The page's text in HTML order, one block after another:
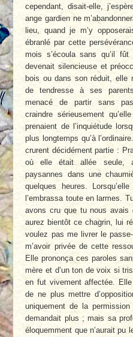
cependant, disait-elle,
ange gardien ne
lieu, quand je m’y
ébranlé par cette
mois s’écoula sans qu’il
devenait silencieuse et
bois ou dans son réduit, elle
de tendresse à ses
menacé de partir sans
craindre sérieusement
prenaient de l’inquiétude
plus longtemps qu’à
crurent décidément partie :
où elle était allée seule,
paysannes dans une
quelques heures.
l’embrassa toute en larmes.
avons cru que tu nous
aurez bientôt ce chagrin, lui
voulez pas me livrer le
m’avoir privée de cette
Elle prononça ces paroles
mère et d’un ton de voix si
en fut vivement affectée.
de ne plus mettre
uniquement de la
demandait plus ; mais sa
éloquemment que n’aurait pu